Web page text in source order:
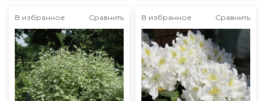
В избранное Сравнить В избранное Сравнить